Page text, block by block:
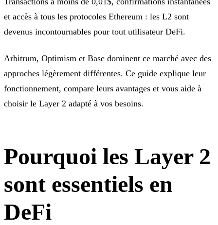
et accès à tous les protocoles Ethereum : les L2 sont
devenus incontournables pour tout utilisateur DeFi.
Arbitrum, Optimism et Base dominent ce marché avec des
approches légèrement différentes. Ce guide explique leur
fonctionnement, compare leurs avantages et vous aide à
choisir le Layer 2 adapté à vos besoins.
Pourquoi les Layer 2
sont essentiels en
DeFi